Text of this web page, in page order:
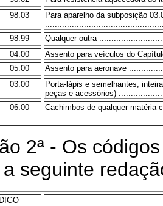
98.03
Para aparelho da subposição
98.99
Qualquer outra
04.00
Assento para veículos do
05.00
Assento para aeronave
03.00
Porta-lápis e semelhantes,
peças e acessórios)
06.00
Cachimbos de qualquer matéria
- Os códigos
seguinte